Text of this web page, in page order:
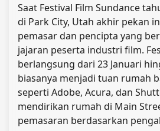
Saat Festival Film Sundance
di Park City, Utah akhir pekan
pemasar dan pencipta yang
jajaran peserta industri film.
berlangsung dari 23 Januari
biasanya menjadi tuan rumah
seperti Adobe, Acura, dan
mendirikan rumah di Main
pemasaran berdasarkan